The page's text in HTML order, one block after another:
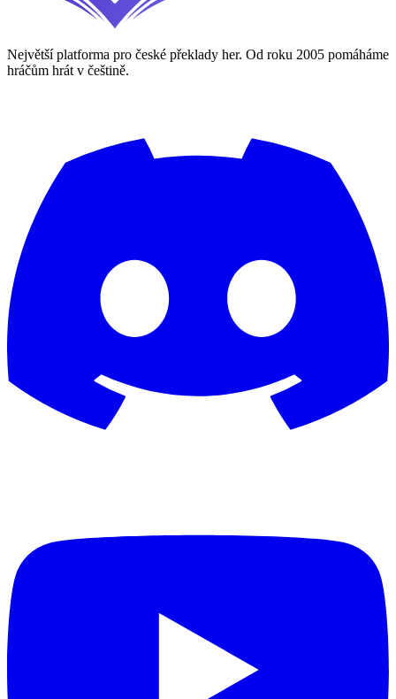
Největší platforma pro české překlady her. Od roku 2005 pomáháme
hráčům hrát v češtině.